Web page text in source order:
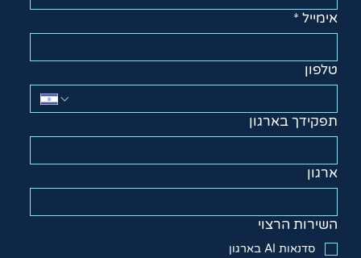
אימייל *
טלפון
תפקידך בארגון
ארגון
השירות הרצוי
סדנאות AI בארגון